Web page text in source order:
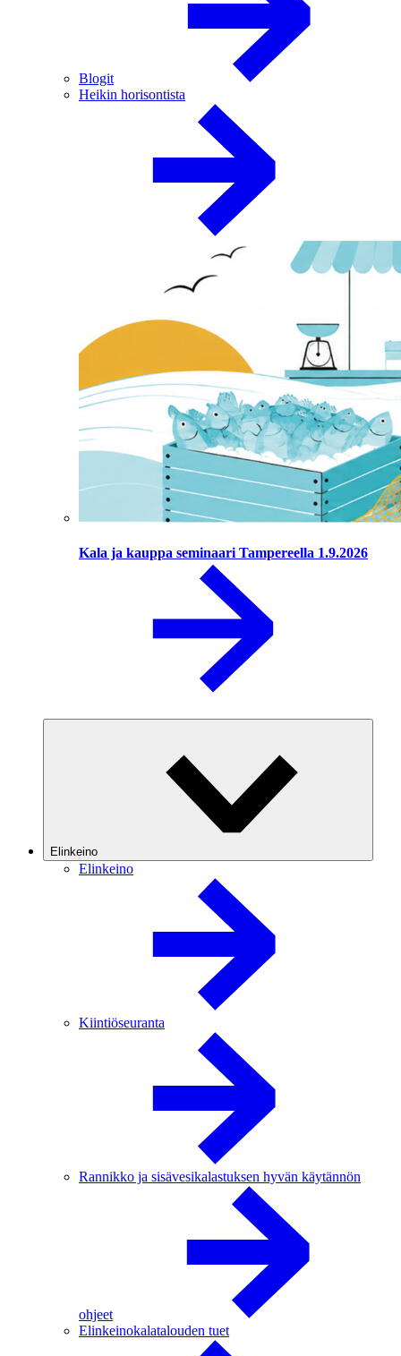
Blogit
Heikin horisontista
Kala ja kauppa seminaari Tampereella 1.9.2026
Elinkeino
Elinkeino
Kiintiöseuranta
Rannikko ja sisävesikalastuksen hyvän käytännön
ohjeet
Elinkeinokalatalouden tuet